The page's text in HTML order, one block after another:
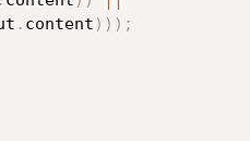
. content ) ) ) ;